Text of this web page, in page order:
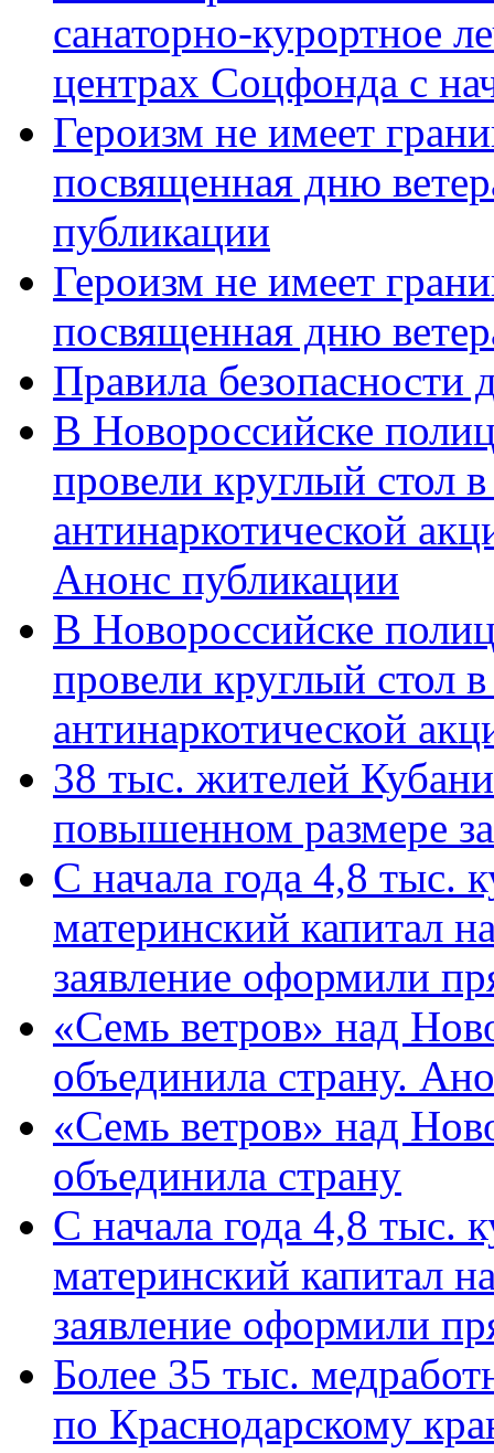
санаторно-курортное
центрах Соцфонда с
Героизм не имеет
посвященная дню
публикации
Героизм не имеет
посвященная дню
Правила безопасности
В Новороссийске
провели круглый стол
антинаркотической
Анонс публикации
В Новороссийске
провели круглый стол
антинаркотической
38 тыс. жителей
повышенном размере
С начала года 4,8 тыс.
материнский капитал
заявление оформили
«Семь ветров» над
объединила страну.
«Семь ветров» над
объединила страну
С начала года 4,8 тыс.
материнский капитал
заявление оформили
Более 35 тыс.
по Краснодарскому